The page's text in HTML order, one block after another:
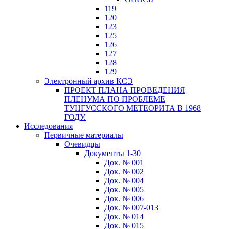
119
120
123
125
126
127
128
129
Электронный архив КСЭ
ПРОЕКТ ПЛАНА ПРОВЕДЕНИЯ
ПЛЕНУМА ПО ПРОБЛЕМЕ
ТУНГУССКОГО МЕТЕОРИТА В 1968
ГОДУ.
Исследования
Первичные материалы
Очевидцы
Документы 1-30
Док. № 001
Док. № 002
Док. № 004
Док. № 005
Док. № 006
Док. № 007-013
Док. № 014
Док. № 015